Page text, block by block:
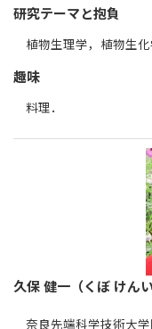
研究テーマと抱負
植物生理学，植物生
趣味
料理．
久保 健一（くぼ けんい
奈良先端科学技術大